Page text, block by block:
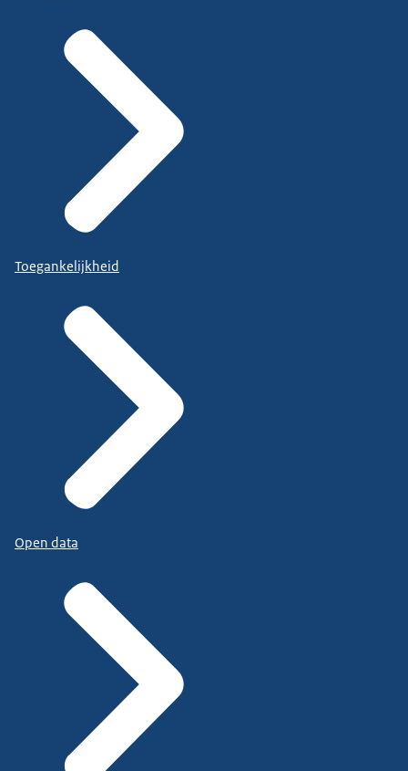
Toegankelijkheid
Open data